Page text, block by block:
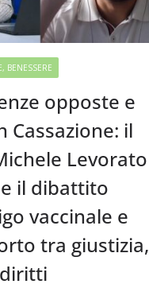
BENESSERE
opposte e
Cassazione: il
Levorato
il dibattito
vaccinale e
tra giustizia,